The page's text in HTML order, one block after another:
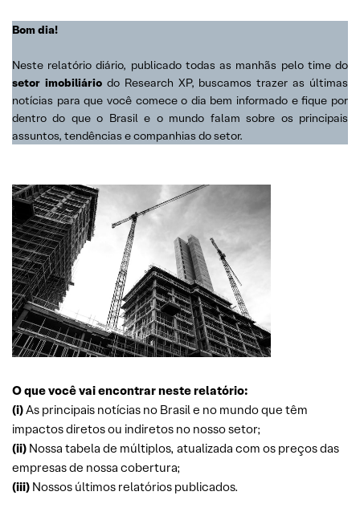
Bom dia!
Neste relatório diário, publicado todas as manhãs pelo time do
setor imobiliário do Research XP, buscamos trazer as últimas
notícias para que você comece o dia bem informado e fique por
dentro do que o Brasil e o mundo falam sobre os principais
assuntos, tendências e companhias do setor.
O que você vai encontrar neste relatório:
(i)As principais notícias no Brasil e no mundo que têm
impactos diretos ou indiretos no nosso setor;
(ii) Nossa tabela de múltiplos, atualizada com os preços das
empresas de nossa cobertura;
(iii) Nossos últimos relatórios publicados.